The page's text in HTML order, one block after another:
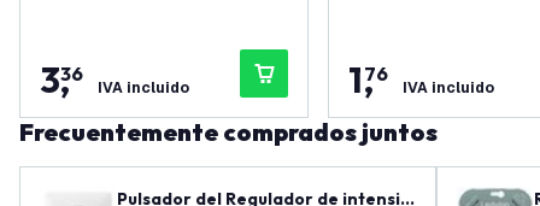
3,
36
IVA incluido 1,
76
IVA incluido
Frecuentemente comprados juntos
Pulsador del Regulador de intensid